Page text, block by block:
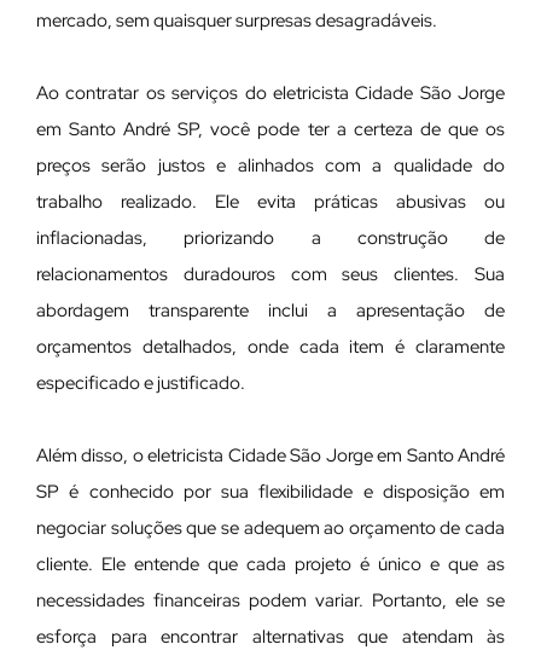
mercado, sem quaisquer surpresas desagradáveis.
Ao contratar os serviços do eletricista Cidade São Jorge
em Santo André SP, você pode ter a certeza de que os
preços serão justos e alinhados com a qualidade do
trabalho realizado. Ele evita práticas abusivas ou
inflacionadas, priorizando a construção de
relacionamentos duradouros com seus clientes. Sua
abordagem transparente inclui a apresentação de
orçamentos detalhados, onde cada item é claramente
especificado e justificado.
Além disso, o eletricista Cidade São Jorge em Santo André
SP é conhecido por sua flexibilidade e disposição em
negociar soluções que se adequem ao orçamento de cada
cliente. Ele entende que cada projeto é único e que as
necessidades financeiras podem variar. Portanto, ele se
esforça para encontrar alternativas que atendam às